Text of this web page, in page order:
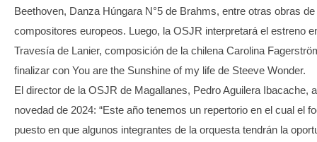
Beethoven, Danza Húngara N°5 de Brahms, entre otras obras de
compositores europeos. Luego, la OSJR interpretará el estreno
Travesía de Lanier, composición de la chilena Carolina
finalizar con You are the Sunshine of my life de Steeve Wonder.
El director de la OSJR de Magallanes, Pedro Aguilera Ibacache,
novedad de 2024: “Este año tenemos un repertorio en el cual el
puesto en que algunos integrantes de la orquesta tendrán la